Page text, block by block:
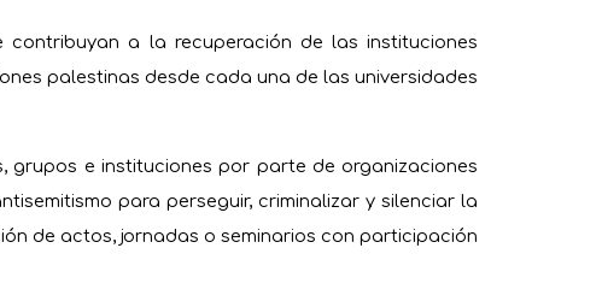
contribuyan a la recuperación de las instituciones
palestinas desde cada una de las universidades
grupos e instituciones por parte de organizaciones
para perseguir, criminalizar y silenciar la
de actos, jornadas o seminarios con participación